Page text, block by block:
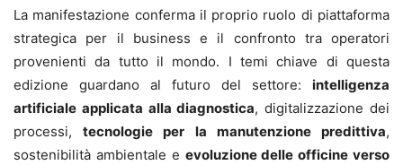
La manifestazione conferma il proprio ruolo di piattaforma
strategica per il business e il confronto tra operatori
provenienti da tutto il mondo. I temi chiave di questa
edizione guardano al futuro del settore: intelligenza
artificiale applicata alla diagnostica, digitalizzazione dei
processi,tecnologie per la manutenzione predittiva,
sostenibilità ambientale e evoluzione delle officine verso